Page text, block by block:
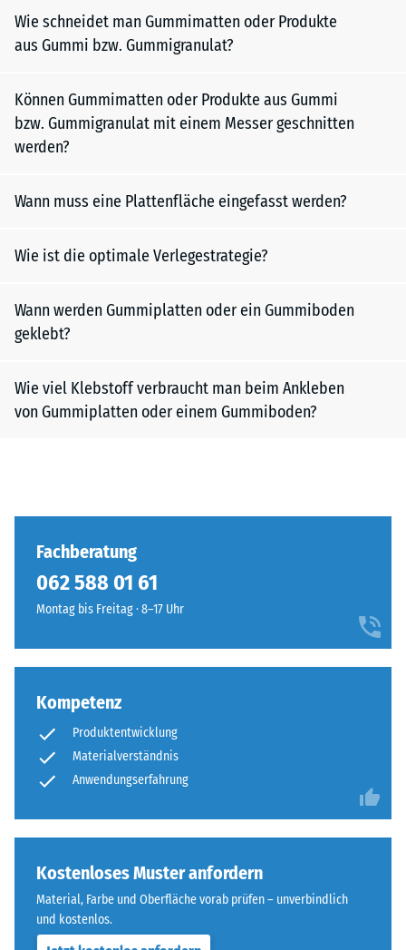
Wie schneidet man Gummimatten oder Produkte
aus Gummi bzw. Gummigranulat?
Können Gummimatten oder Produkte aus Gummi
bzw. Gummigranulat mit einem Messer geschnitten
werden?
Wann muss eine Plattenfläche eingefasst werden?
Wie ist die optimale Verlegestrategie?
Wann werden Gummiplatten oder ein Gummiboden
geklebt?
Wie viel Klebstoff verbraucht man beim Ankleben
von Gummiplatten oder einem Gummiboden?
Fachberatung
062 588 01 61
Montag bis Freitag · 8–17 Uhr
Kompetenz
Produktentwicklung
Materialverständnis
Anwendungserfahrung
Kostenloses Muster anfordern
Material, Farbe und Oberfläche vorab prüfen – unverbindlich
und kostenlos.